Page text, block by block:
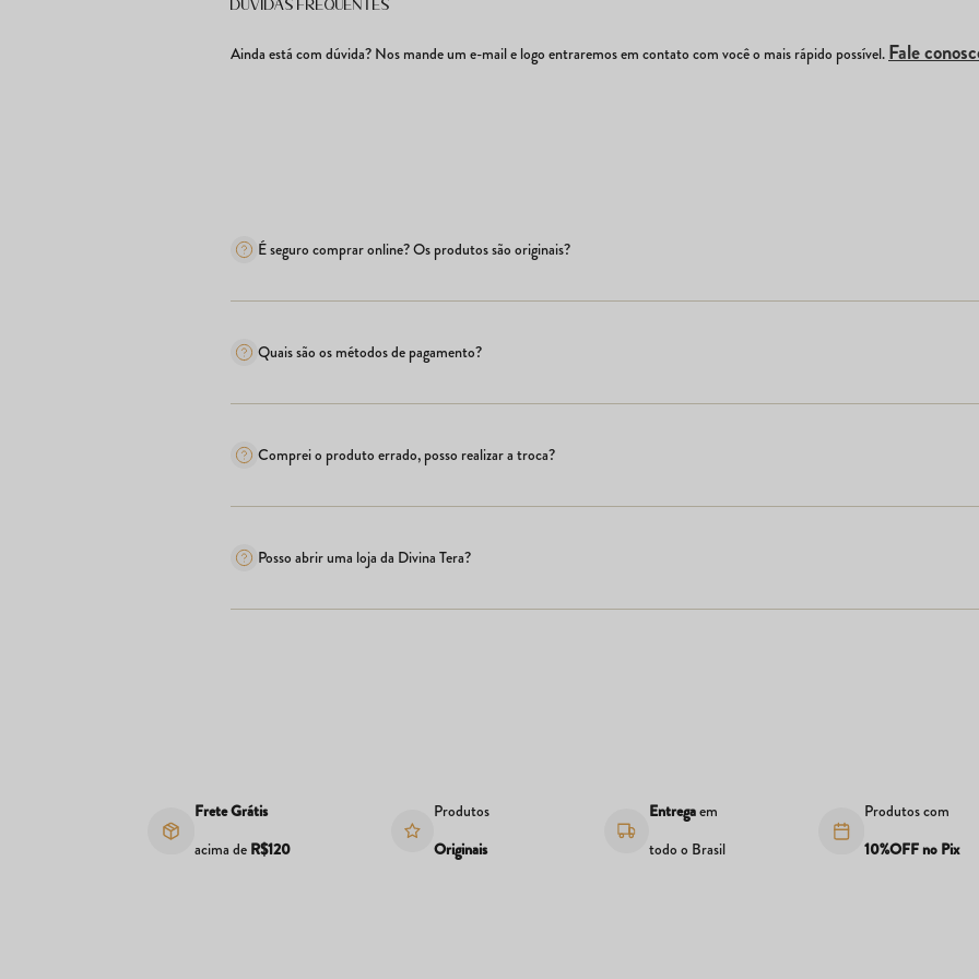
Dúvidas frequentes
Ainda está com dúvida? Nos mande um e-mail e logo entraremos em contato com você o mais rápido possível.Fale
É seguro comprar online? Os produtos são originais?
Quais são os métodos de pagamento?
Comprei o produto errado, posso realizar a troca?
Posso abrir uma loja da Divina Tera?
Frete Grátis
acima de R$120
Produtos
Originais
Entregaem
todo o Brasil
Produtos com
10%OFF no Pix